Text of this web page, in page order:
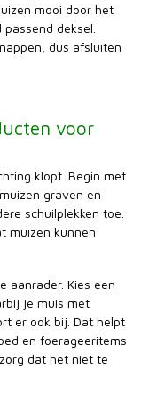
mooi door het
deksel.
dus afsluiten
voor
klopt. Begin met
graven en
schuilplekken toe.
muizen kunnen
aanrader. Kies een
je muis met
er ook bij. Dat helpt
en foerageeritems
dat het niet te